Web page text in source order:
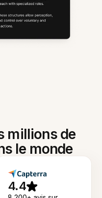
millions de
le monde
4.4